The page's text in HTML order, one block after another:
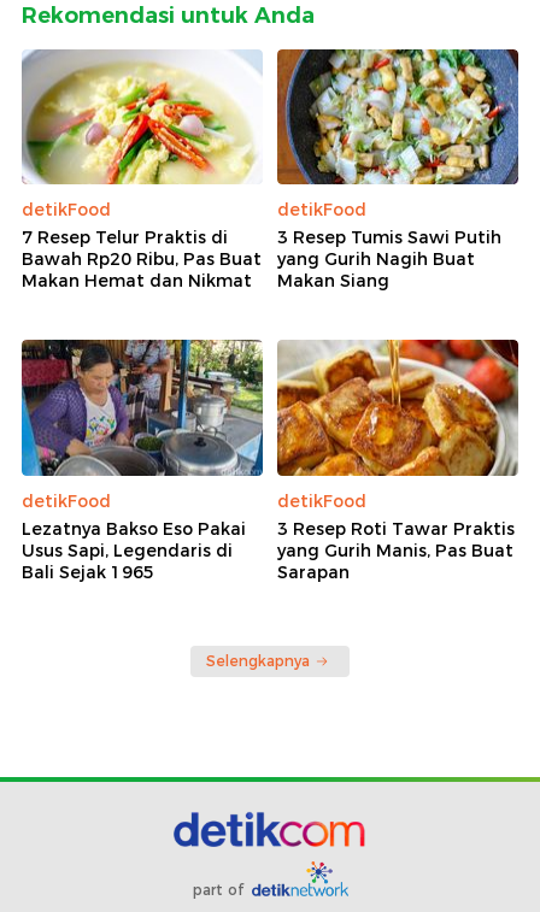
Rekomendasi untuk Anda
detikFood
7 Resep Telur Praktis di
Bawah Rp20 Ribu, Pas Buat
Makan Hemat dan Nikmat
detikFood
3 Resep Tumis Sawi Putih
yang Gurih Nagih Buat
Makan Siang
detikFood
Lezatnya Bakso Eso Pakai
Usus Sapi, Legendaris di
Bali Sejak 1965
detikFood
3 Resep Roti Tawar Praktis
yang Gurih Manis, Pas Buat
Sarapan
Selengkapnya
part of